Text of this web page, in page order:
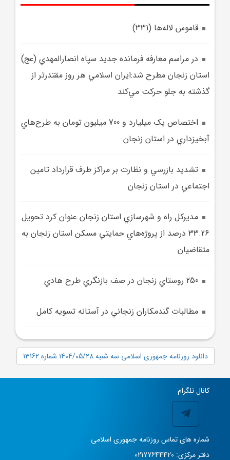
قاموس لاله‌ها (331)
در مراسم معارفه فرمانده جديد سپاه انصارالمهدي (عج)
استان زنجان مطرح شد:ايران اسلامي هر روز مقتدرتر از
گذشته به جلو حرکت مي‌کند
اختصاص يک ميليارد و 700 ميليون تومان به طرح‌هاي
آبخيزداري در استان زنجان
تشديد بازرسي و نظارت بر مراکز طرف قرارداد تامين
اجتماعي در استان زنجان
مديرکل راه و شهرسازي استان زنجان عنوان کرد تحويل
33.26 درصد از پروژه‌هاي حمايتي مسکن استان زنجان به
متقاضيان
250 روستاي زنجان در صف بازنگري طرح هادي
مطالبات گندمکاران زنجاني در آستانه تسويه کامل
دانلود روزنامه جمهوری اسلامی سه شنبه 1404/05/28 شماره 13162
کانال تلگرام
شماره های تماس روزنامه جمهوری اسلامی
دفتر مرکزی: 02177644420